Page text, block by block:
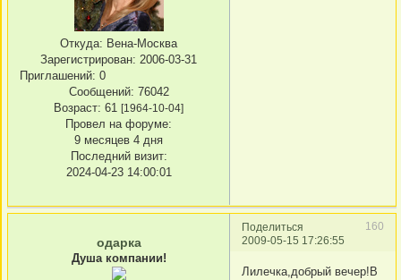
Откуда: Вена-Москва
Зарегистрирован: 2006-03-31
Приглашений: 0
Сообщений: 76042
Возраст: 61 [1964-10-04]
Провел на форуме:
9 месяцев 4 дня
Последний визит:
2024-04-23 14:00:01
Поделиться
160
2009-05-15 17:26:55
одарка
Душа компании!
Лилечка,добрый вечер!В